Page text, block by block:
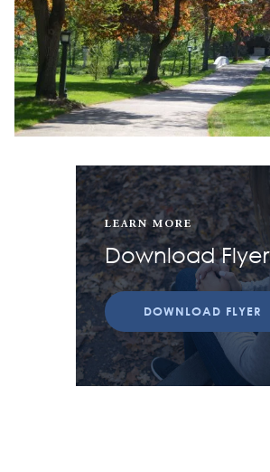
LEARN MORE
Download Flyer
DOWNLOAD FLYER